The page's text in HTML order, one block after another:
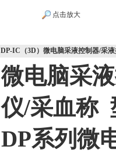
点击放大
DP-IC（3D）微电脑采液控制器/采
微电脑采
仪/采血称
DP系列微